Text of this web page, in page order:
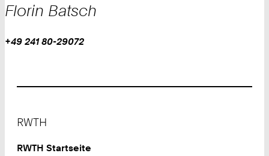
4
1
0
Florin Batsch
Work
Telefon:
+49 241 80-29072
RWTH
RWTH Startseite